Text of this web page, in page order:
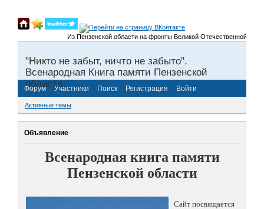
Из Пензенской области на фронты Великой Отечественной войны
"Никто не забыт, ничто не забыто".
Всенародная Книга памяти Пензенской
области.
Форум Участники Поиск Регистрация Войти
Активные темы
Объявление
Всенародная книга памяти
Пензенской области
Сайт посвящается